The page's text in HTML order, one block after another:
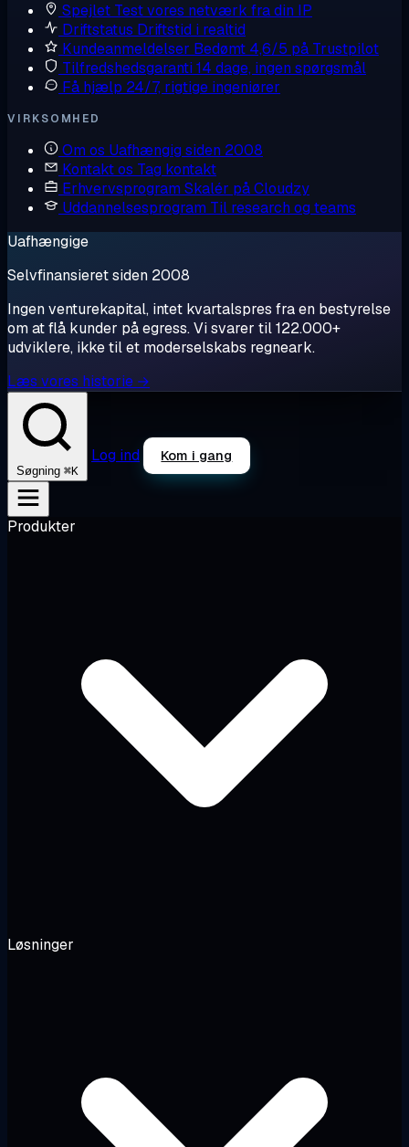
Spejlet Test vores netværk fra din IP
Driftstatus Driftstid i realtid
Kundeanmeldelser Bedømt 4,6/5 på Trustpilot
Tilfredshedsgaranti 14 dage, ingen spørgsmål
Få hjælp 24/7, rigtige ingeniører
VIRKSOMHED
Om os Uafhængig siden 2008
Kontakt os Tag kontakt
Erhvervsprogram Skalér på Cloudzy
Uddannelsesprogram Til research og teams
Uafhængige
Selvfinansieret siden 2008
Ingen venturekapital, intet kvartalspres fra en bestyrelse
om at flå kunder på egress. Vi svarer til 122.000+
udviklere, ikke til et moderselskabs regneark.
Læs vores historie →
Søgning ⌘K
Log ind Kom i gang
Produkter
Løsninger